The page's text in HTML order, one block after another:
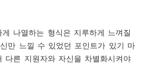
나열하는 형식은 지루하게 느껴질
만 느낄 수 있었던 포인트가 있기 마
다른 지원자와 자신을 차별화시켜야